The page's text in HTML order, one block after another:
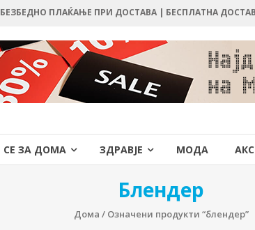
ПЛАЌАЊЕ ПРИ ДОСТАВА | БЕСПЛАТНА
СЕ ЗА ДОМА ЗДРАВЈЕ МОДА
Блендер
Дома / Означени продукти “блендер”